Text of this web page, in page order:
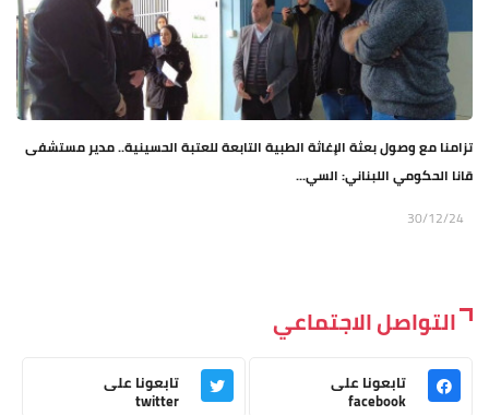
تزامنا مع وصول بعثة الإغاثة الطبية التابعة للعتبة الحسينية.. مدير مستشفى
قانا الحكومي اللبناني: السي...
30/12/24
التواصل الاجتماعي
تابعونا على
facebook
تابعونا على
twitter